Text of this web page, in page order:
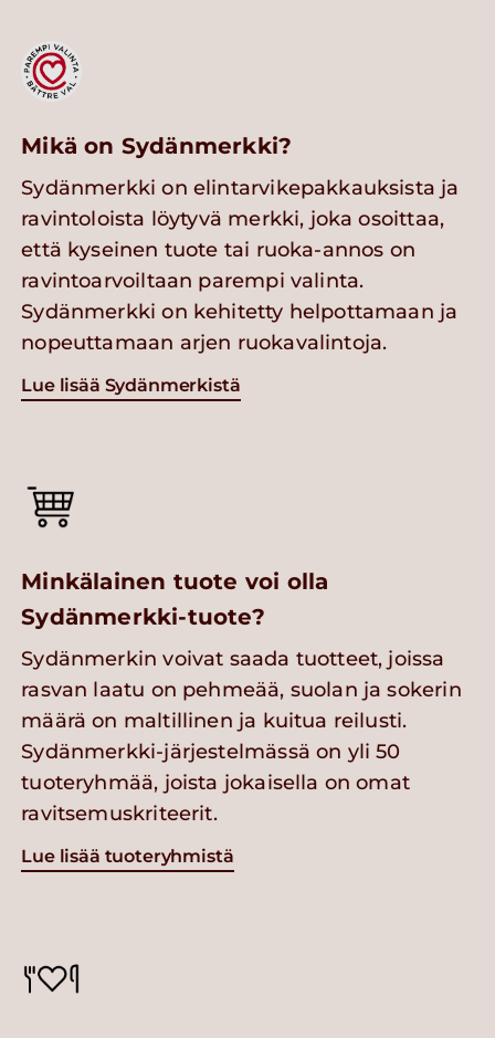
Mikä on Sydänmerkki?
Sydänmerkki on elintarvikepakkauksista ja
ravintoloista löytyvä merkki, joka osoittaa,
että kyseinen tuote tai ruoka-annos on
ravintoarvoiltaan parempi valinta.
Sydänmerkki on kehitetty helpottamaan ja
nopeuttamaan arjen ruokavalintoja.
Lue lisää Sydänmerkistä
Minkälainen tuote voi olla
Sydänmerkki-tuote?
Sydänmerkin voivat saada tuotteet, joissa
rasvan laatu on pehmeää, suolan ja sokerin
määrä on maltillinen ja kuitua reilusti.
Sydänmerkki-järjestelmässä on yli 50
tuoteryhmää, joista jokaisella on omat
ravitsemuskriteerit.
Lue lisää tuoteryhmistä